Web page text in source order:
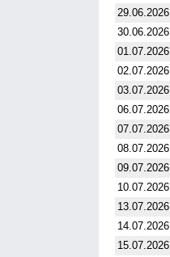
29.06.2026
30.06.2026
01.07.2026
02.07.2026
03.07.2026
06.07.2026
07.07.2026
08.07.2026
09.07.2026
10.07.2026
13.07.2026
14.07.2026
15.07.2026